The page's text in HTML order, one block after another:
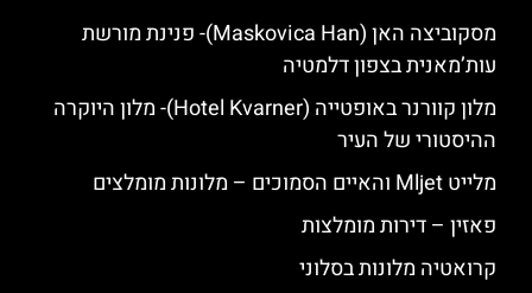
מסקוביצה האן (Maskovica Han)- פנינת מורשת
עות’מאנית בצפון דלמטיה
מלון קוורנר באופטייה (Hotel Kvarner)- מלון היוקרה
ההיסטורי של העיר
מלייט Mljet והאיים הסמוכים – מלונות מומלצים
פאזין – דירות מומלצות
קרואטיה מלונות בסלוני